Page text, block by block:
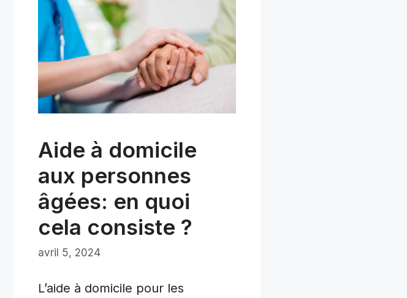
Aide à domicile
aux personnes
âgées: en quoi
cela consiste ?
avril 5, 2024
L’aide à domicile pour les